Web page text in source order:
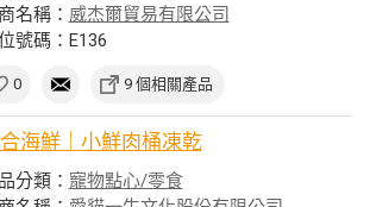
名稱： 威杰爾貿易有限公司
號碼：E136
0 9 個相關產品
海鮮｜小鮮肉桶凍乾
分類： 寵物點心/零食